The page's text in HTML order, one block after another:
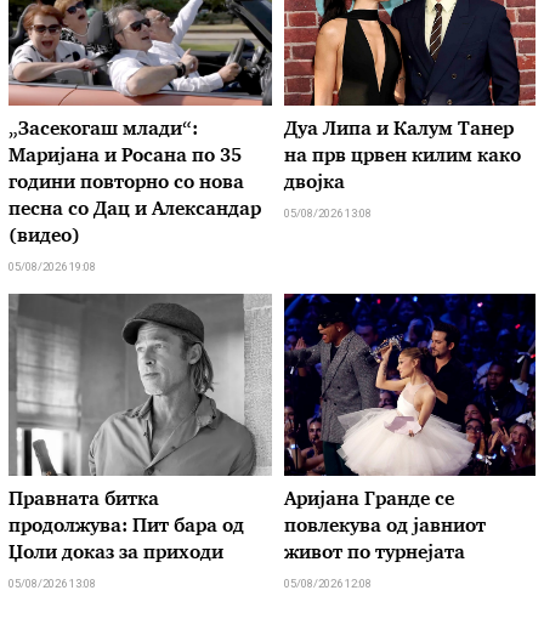
„Засекогаш млади“:
Маријана и Росана по 35
години повторно со нова
песна со Дац и Александар
(видео)
05/08/2026 19:08
Дуа Липа и Калум Танер
на прв црвен килим како
двојка
05/08/2026 13:08
Правната битка
продолжува: Пит бара од
Џоли доказ за приходи
05/08/2026 13:08
Аријана Гранде се
повлекува од јавниот
живот по турнејата
05/08/2026 12:08